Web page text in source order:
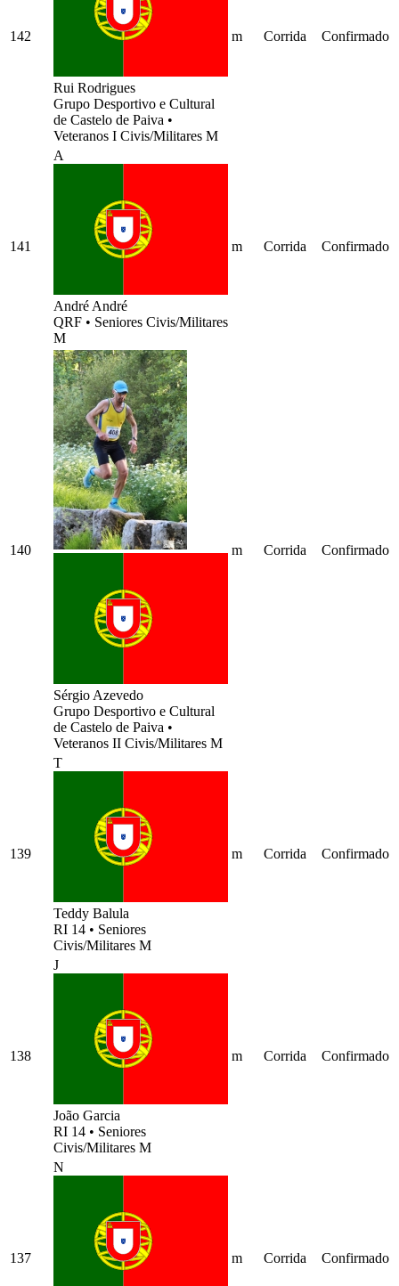
142
Rui Rodrigues
Grupo Desportivo e Cultural
de Castelo de Paiva •
Veteranos I Civis/Militares M
m Corrida Confirmado
141
A
André André
QRF • Seniores Civis/Militares
M
m Corrida Confirmado
140
Sérgio Azevedo
Grupo Desportivo e Cultural
de Castelo de Paiva •
Veteranos II Civis/Militares M
m Corrida Confirmado
139
T
Teddy Balula
RI 14 • Seniores
Civis/Militares M
m Corrida Confirmado
138
J
João Garcia
RI 14 • Seniores
Civis/Militares M
m Corrida Confirmado
137
N
m Corrida Confirmado